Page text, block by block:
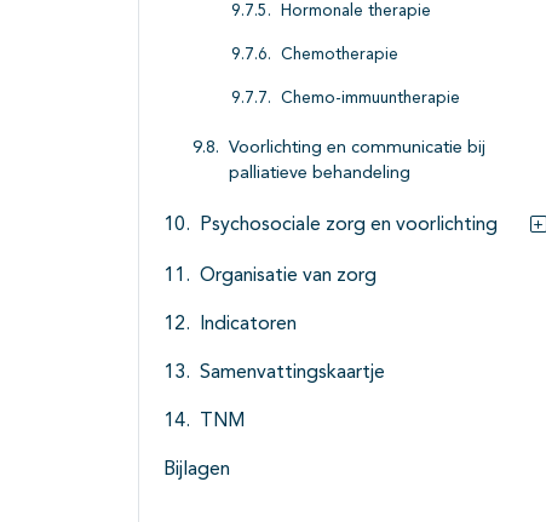
Hormonale therapie
Chemotherapie
Chemo-immuuntherapie
Voorlichting en communicatie bij
palliatieve behandeling
Psychosociale zorg en voorlichting
Organisatie van zorg
Indicatoren
Samenvattingskaartje
TNM
Bijlagen